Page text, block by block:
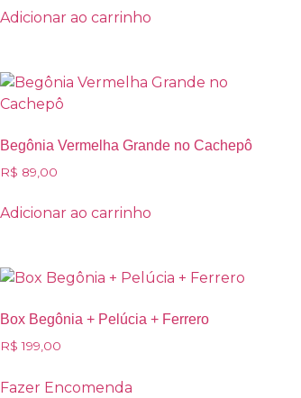
Adicionar ao carrinho
Begônia Vermelha Grande no Cachepô
R$ 89,00
Adicionar ao carrinho
Box Begônia + Pelúcia + Ferrero
R$ 199,00
Fazer Encomenda